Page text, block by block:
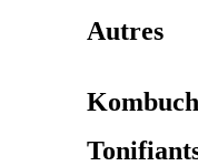
Autres